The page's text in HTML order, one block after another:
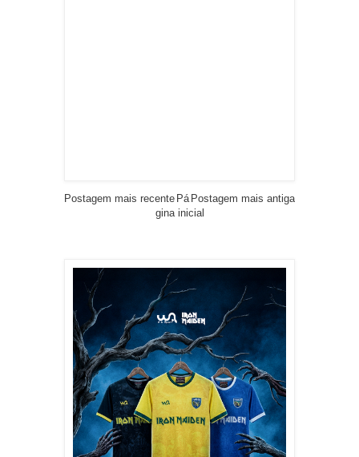
Postagem mais recente Postagem mais antiga
Pá
gina inicial